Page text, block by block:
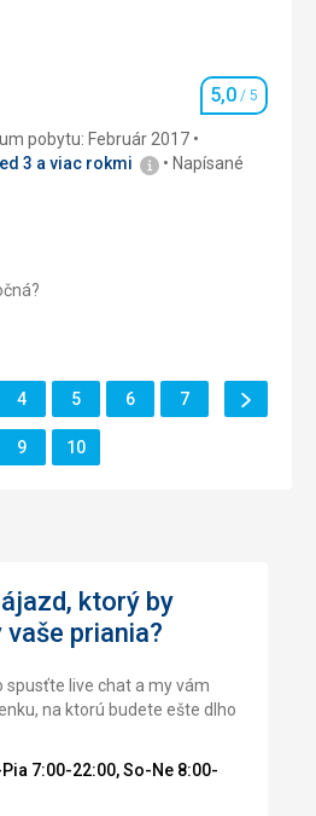
automaticky pomocou
5,0/ 5
5,0
Hodnotenie
5,0 / 5
pobytu: Február 2017
3 a viac rokmi
Napísané
5,0/ 5
Stránka
4 Stránka
5 Stránka
6 Stránka
7
Stránka
9 Stránka
10
Ďalšie
Stránka
ktorý by
priania?
spusťte live chat a my vám
na ktorú budete ešte dlho
7:00-22:00, So-Ne 8:00-